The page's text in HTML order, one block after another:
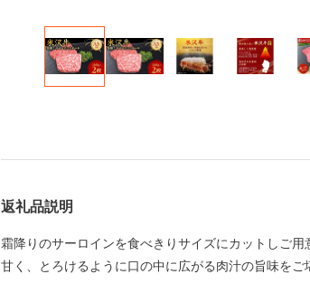
返礼品説明
霜降りのサーロインを食べきりサイズにカットしご用
甘く、とろけるように口の中に広がる肉汁の旨味をご